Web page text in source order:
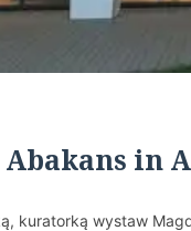
Abakans in
kuratorką wystaw